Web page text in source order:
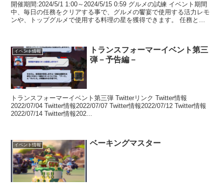
開催期間:2024/5/1 1:00～2024/5/15 0:59 グルメの試練 イベント期間
中、毎日の任務をクリアする事で、グルメの饗宴で使用する活力レモ
ンや、トップグルメで使用する料理の星を獲得できます。 任務と報
イベント情報
トランスフォーマーイベント第三
弾－予告編－
トランスフォーマーイベント第三弾 Twitterリンク Twitter情報
2022/07/04 Twitter情報2022/07/07 Twitter情報2022/07/12 Twitter情報
2022/07/14 Twitter情報202...
イベント情報 ベーキングマスター